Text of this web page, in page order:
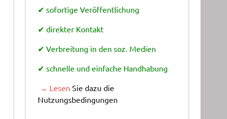
✔ sofortige Veröffentlichung
✔ direkter Kontakt
✔ Verbreitung in den soz. Medien
✔ schnelle und einfache Handhabung
→ Lesen Sie dazu die
Nutzungsbedingungen